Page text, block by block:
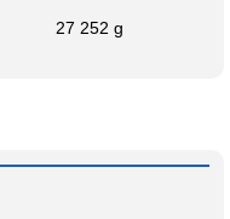
27 252 g